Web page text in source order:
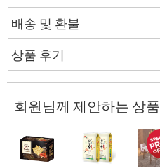
배송 및 환불
상품 후기
회원님께 제안하는 상품